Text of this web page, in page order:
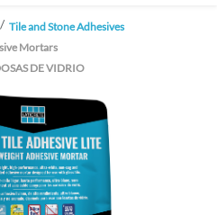
Tile and Stone Adhesives
Mortars
DE VIDRIO